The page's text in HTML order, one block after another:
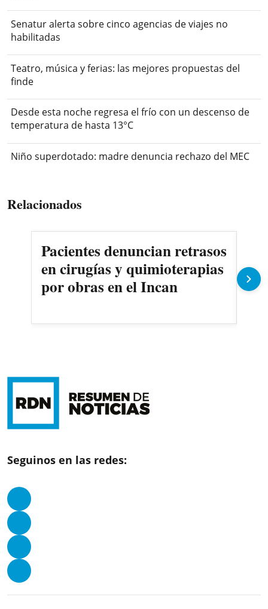
Senatur alerta sobre cinco agencias de viajes no
habilitadas
Teatro, música y ferias: las mejores propuestas del
finde
Desde esta noche regresa el frío con un descenso de
temperatura de hasta 13°C
Niño superdotado: madre denuncia rechazo del MEC
Relacionados
Pacientes denuncian retrasos
en cirugías y quimioterapias
por obras en el Incan
Seguinos en las redes: